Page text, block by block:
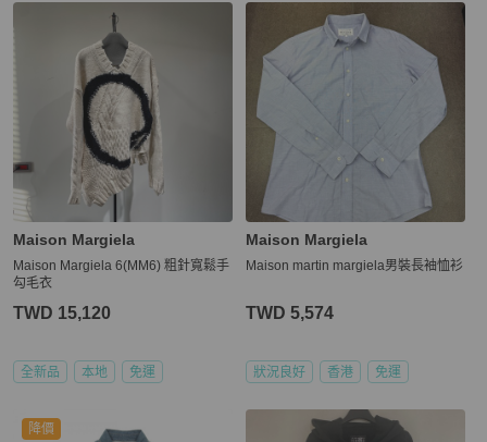
Maison Margiela
Maison Margiela 6(MM6) 粗針寬鬆手
勾毛衣
TWD 15,120
全新品 本地 免運
Maison Margiela
Maison martin margiela男裝長袖恤衫
TWD 5,574
狀況良好 香港 免運
降價